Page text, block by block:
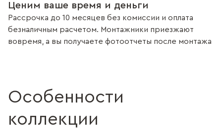
Ценим ваше время и деньги
Рассрочка до 10 месяцев без комиссии и оплата
безналичным расчетом. Монтажники приезжают
вовремя, а вы получаете фотоотчеты после монтажа
Особенности
коллекции